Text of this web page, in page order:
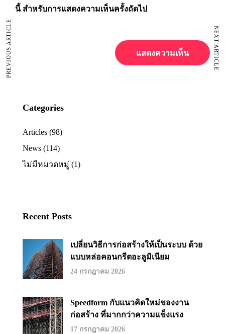
นี้ สำหรับการแสดงความเห็นครั้งถัดไป
PREVIOUS ARTICLE NEXT ARTICLE
Categories
Articles (98)
News (114)
ไม่มีหมวดหมู่ (1)
Recent Posts
เปลี่ยนวิธีการก่อสร้างให้เป็นระบบ ด้วย
แบบหล่อคอนกรีตอะลูมิเนียม
24 กรกฎาคม 2026
Speedform กับแนวคิดใหม่ของงาน
ก่อสร้าง ที่มากกว่าความแข็งแรง
17 กรกฎาคม 2026